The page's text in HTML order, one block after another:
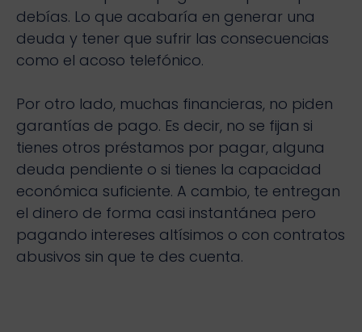
debías. Lo que acabaría en generar una
deuda y tener que sufrir las consecuencias
como el acoso telefónico.
Por otro lado, muchas financieras, no piden
garantías de pago. Es decir, no se fijan si
tienes otros préstamos por pagar, alguna
deuda pendiente o si tienes la capacidad
económica suficiente. A cambio, te entregan
el dinero de forma casi instantánea pero
pagando intereses altísimos o con contratos
abusivos sin que te des cuenta.